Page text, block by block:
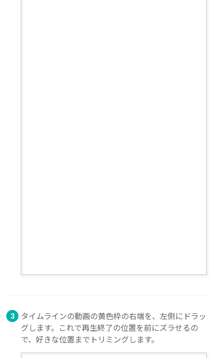
タイムラインの動画の黄色枠の右端を、左側にドラッ
グします。これで再生終了の位置を前にズラせるの
で、好きな位置までトリミングします。